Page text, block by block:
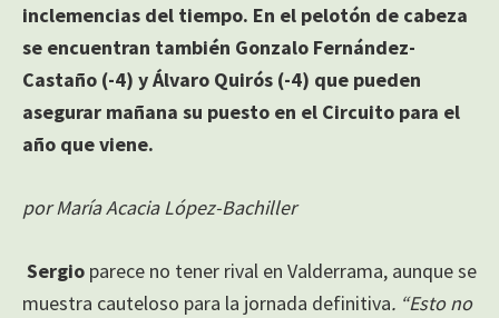
inclemencias del tiempo. En el pelotón de cabeza
se encuentran también Gonzalo Fernández-
Castaño (-4) y Álvaro Quirós (-4) que pueden
asegurar mañana su puesto en el Circuito para el
año que viene.
por María Acacia López-Bachiller
Sergio parece no tener rival en Valderrama, aunque se
muestra cauteloso para la jornada definitiva. “Esto no